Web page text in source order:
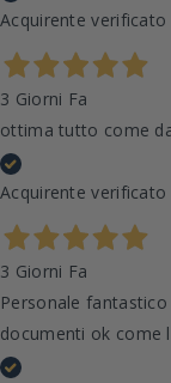
Acquirente verificato
3 Giorni Fa
ottima tutto come
Acquirente verificato
3 Giorni Fa
Personale
documenti ok come